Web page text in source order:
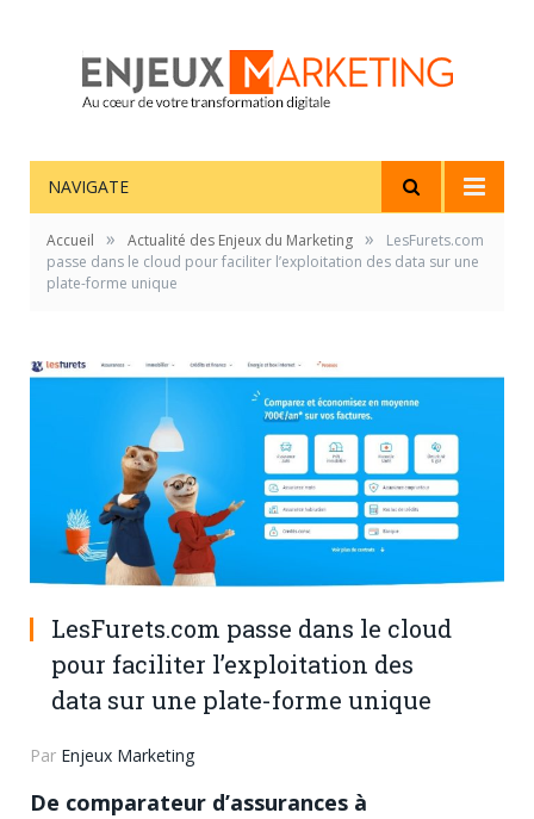
NAVIGATE
Accueil » Actualité des Enjeux du Marketing »
LesFurets.com
passe dans le cloud pour faciliter l’exploitation des data sur une
plate-forme unique
LesFurets.com passe dans le cloud
pour faciliter l’exploitation des
data sur une plate-forme unique
Par Enjeux Marketing
De comparateur d’assurances à